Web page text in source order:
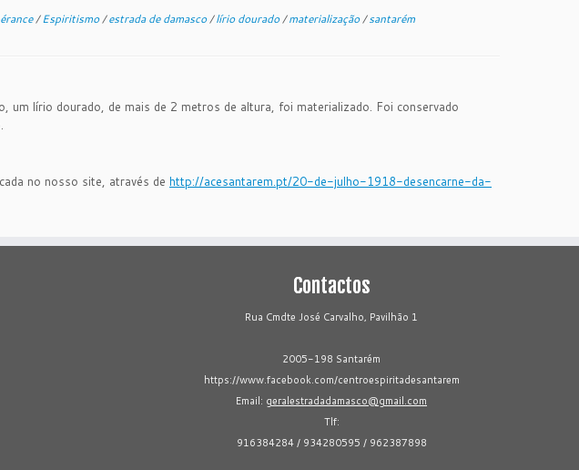
/Espiritismo/estrada de damasco/lírio dourado/materialização/santarém
lírio dourado, de mais de 2 metros de altura, foi materializado. Foi conservado
no nosso site, através de http://acesantarem.pt/20-de-julho-1918-desencarne-da-
Contactos
Rua Cmdte José Carvalho, Pavilhão 1
2005-198 Santarém
https://www.facebook.com/centroespiritadesantarem
Email: geralestradadamasco@gmail.com
Tlf:
916384284 / 934280595 / 962387898